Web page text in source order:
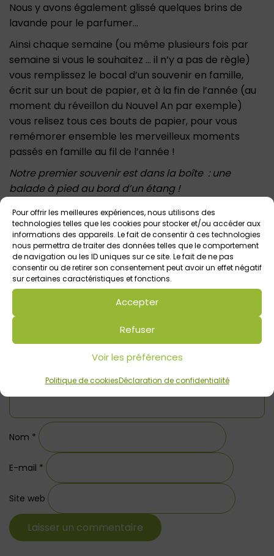
Pour offrir les meilleures expériences, nous utilisons des
technologies telles que les cookies pour stocker et/ou accéder aux
informations des appareils. Le fait de consentir à ces technologies
nous permettra de traiter des données telles que le comportement
de navigation ou les ID uniques sur ce site. Le fait de ne pas
consentir ou de retirer son consentement peut avoir un effet négatif
sur certaines caractéristiques et fonctions.
Accepter
Refuser
Voir les préférences
Politique de cookiesDéclaration de confidentialité
Nous y avons également glissé quelques brins de
lavande pour le parfumer…
Ainsi chaque semaine (ou même plusieurs fois par
semaine si vous le souhaitez … il n’y a pas de règle)
vous remplissez le bocal d’un souvenir en famille,
écrit sur un bout de papier, et à la fin de l’année (au
moment du réveillon du Nouvel An par exemple)
vous relisez tous ces bouts de papier, pour vous
remémorer ensemble les merveilleux moments
passés en famille au fil de l’année !
Notre premier souvenir est dans la boîte : une
balade à pied au bord d’un étang !
Valérie, janvier 2018
Laisser un commentaire
Commentaire
Nom *
E-mail *
Site web